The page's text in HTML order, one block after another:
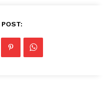
POST: